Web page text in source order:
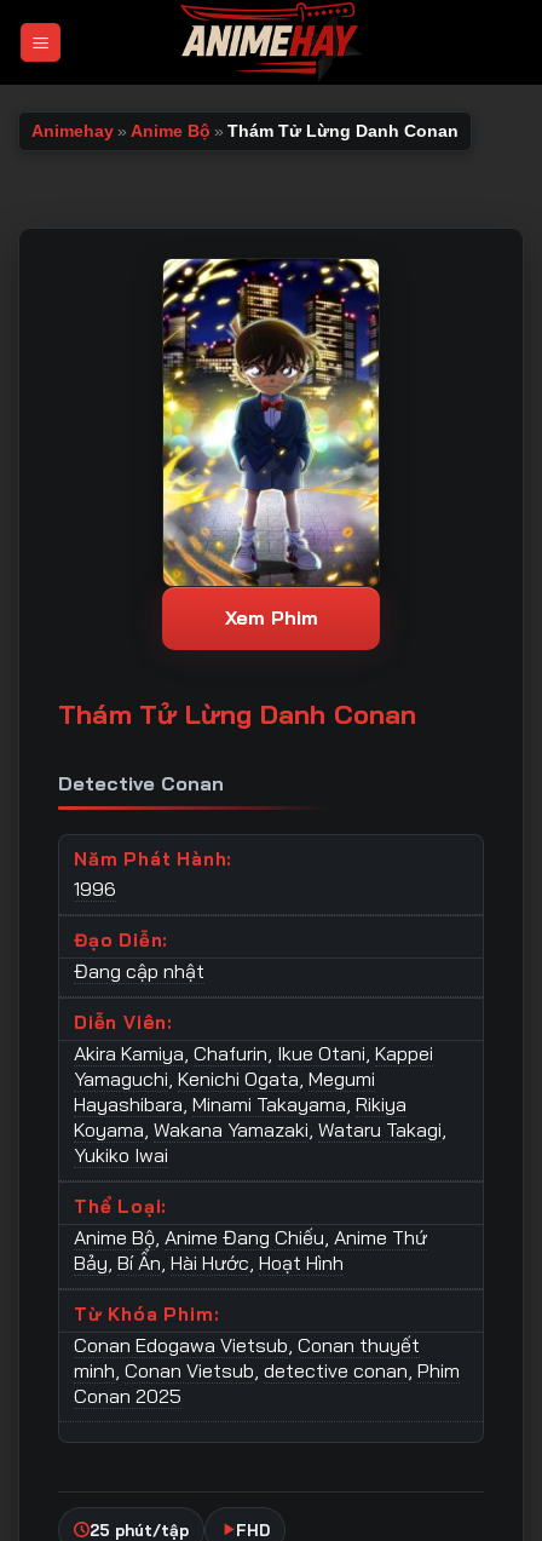
Animehay » Anime Bộ » Thám Tử Lừng Danh Conan
Xem Phim
Thám Tử Lừng Danh Conan
Detective Conan
Năm Phát Hành:
1996
Đạo Diễn:
Đang cập nhật
Diễn Viên:
Akira Kamiya Chafurin Ikue Otani Kappei
Yamaguchi Kenichi Ogata Megumi
Hayashibara Minami Takayama Rikiya
Koyama Wakana Yamazaki Wataru Takagi
Yukiko Iwai
Thể Loại:
Anime Bộ Anime Đang Chiếu Anime Thứ
Bảy Bí Ẩn Hài Hước Hoạt Hình
Từ Khóa Phim:
Conan Edogawa Vietsub Conan thuyết
minh Conan Vietsub detective conan Phim
Conan 2025
25 phút/tập FHD